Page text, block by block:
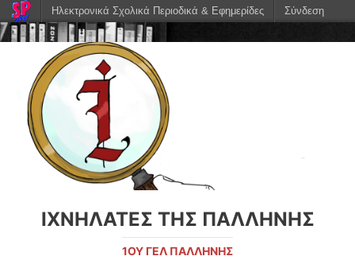
ΙΧΝΗΛΑΤΕΣ ΤΗΣ ΠΑΛΛΗΝΗΣ
1ΟΥ ΓΕΛ ΠΑΛΛΗΝΗΣ
Ηλεκτρονικά Σχολικά Περιοδικά & Εφημερίδες Σύνδεση